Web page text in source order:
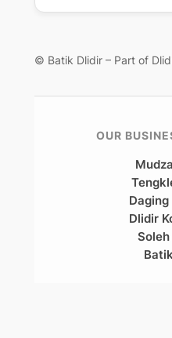
© Batik Dlidir – Part of
OUR
Dlidir